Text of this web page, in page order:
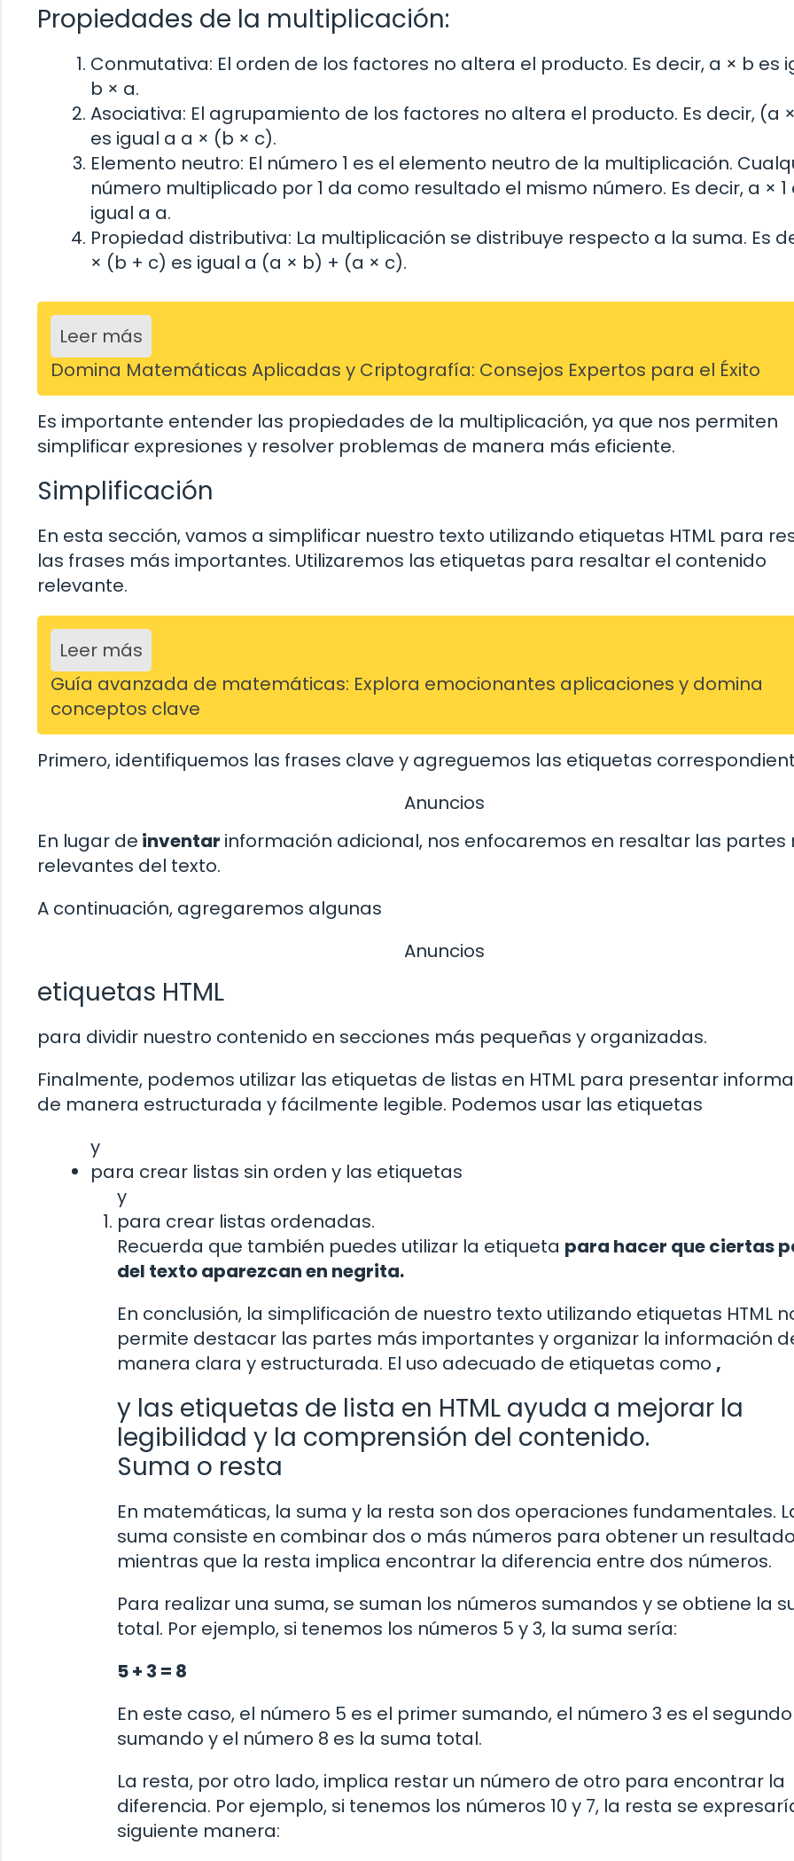
Propiedades de la multiplicación:
Conmutativa: El orden de los factores no altera el producto. Es decir, a × b es
b × a.
Asociativa: El agrupamiento de los factores no altera el producto. Es decir, (a
es igual a a × (b × c).
Elemento neutro: El número 1 es el elemento neutro de la multiplicación.
número multiplicado por 1 da como resultado el mismo número. Es decir, a × 1
igual a a.
Propiedad distributiva: La multiplicación se distribuye respecto a la suma. Es
× (b + c) es igual a (a × b) + (a × c).
Leer más
Domina Matemáticas Aplicadas y Criptografía: Consejos Expertos para el Éxito
Es importante entender las propiedades de la multiplicación, ya que nos permiten
simplificar expresiones y resolver problemas de manera más eficiente.
Simplificación
En esta sección, vamos a simplificar nuestro texto utilizando etiquetas HTML para
las frases más importantes. Utilizaremos las etiquetas para resaltar el contenido
relevante.
Leer más
Guía avanzada de matemáticas: Explora emocionantes aplicaciones y domina
conceptos clave
Primero, identifiquemos las frases clave y agreguemos las etiquetas
Anuncios
En lugar de inventar información adicional, nos enfocaremos en resaltar las partes
relevantes del texto.
A continuación, agregaremos algunas
Anuncios
etiquetas HTML
para dividir nuestro contenido en secciones más pequeñas y organizadas.
Finalmente, podemos utilizar las etiquetas de listas en HTML para presentar
de manera estructurada y fácilmente legible. Podemos usar las etiquetas
y
para crear listas sin orden y las etiquetas
y
para crear listas ordenadas.
Recuerda que también puedes utilizar la etiqueta para hacer que ciertas
del texto aparezcan en negrita.
En conclusión, la simplificación de nuestro texto utilizando etiquetas HTML
permite destacar las partes más importantes y organizar la información
manera clara y estructurada. El uso adecuado de etiquetas como ,
y las etiquetas de lista en HTML ayuda a mejorar la
legibilidad y la comprensión del contenido.
Suma o resta
En matemáticas, la suma y la resta son dos operaciones fundamentales.
suma consiste en combinar dos o más números para obtener un
mientras que la resta implica encontrar la diferencia entre dos números.
Para realizar una suma, se suman los números sumandos y se obtiene la
total. Por ejemplo, si tenemos los números 5 y 3, la suma sería:
5 + 3 = 8
En este caso, el número 5 es el primer sumando, el número 3 es el segundo
sumando y el número 8 es la suma total.
La resta, por otro lado, implica restar un número de otro para encontrar la
diferencia. Por ejemplo, si tenemos los números 10 y 7, la resta se
siguiente manera: